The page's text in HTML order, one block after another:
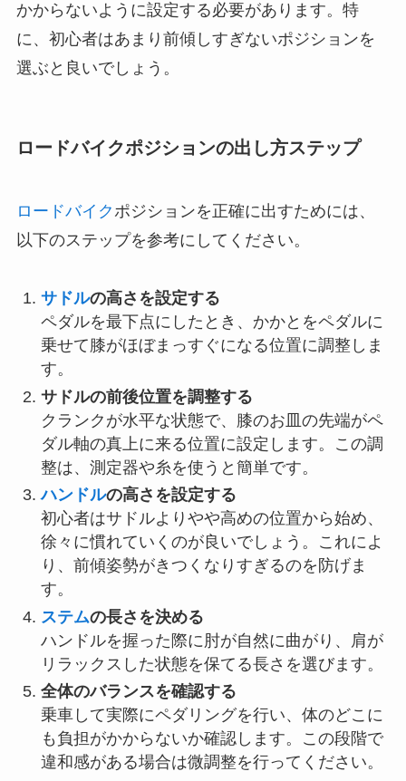
かからないように設定する必要があります。特
に、初心者はあまり前傾しすぎないポジションを
選ぶと良いでしょう。
ロードバイクポジションの出し方ステップ
ロードバイク ポジションを正確に出すためには、
以下のステップを参考にしてください。
サドルの高さを設定する
ペダルを最下点にしたとき、かかとをペダルに
乗せて膝がほぼまっすぐになる位置に調整しま
す。
サドルの前後位置を調整する
クランクが水平な状態で、膝のお皿の先端がペ
ダル軸の真上に来る位置に設定します。この調
整は、測定器や糸を使うと簡単です。
ハンドルの高さを設定する
初心者はサドルよりやや高めの位置から始め、
徐々に慣れていくのが良いでしょう。これによ
り、前傾姿勢がきつくなりすぎるのを防げま
す。
ステムの長さを決める
ハンドルを握った際に肘が自然に曲がり、肩が
リラックスした状態を保てる長さを選びます。
全体のバランスを確認する
乗車して実際にペダリングを行い、体のどこに
も負担がかからないか確認します。この段階で
違和感がある場合は微調整を行ってください。